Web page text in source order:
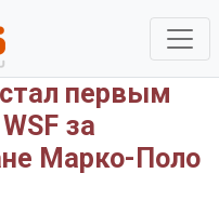
первым
за
Марко-Поло